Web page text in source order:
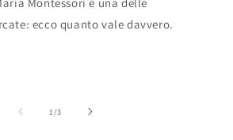
ecco quanto vale davvero.
1/of
3